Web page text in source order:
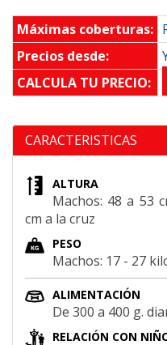
Máximas coberturas:
Precios desde:
CALCULA TU PRECIO:
CARACTERISTICAS
ALTURA
Machos: 48 a 53
cm a la cruz
PESO
Machos: 17 - 27
ALIMENTACIÓN
De 300 a 400 g.
RELACIÓN CON